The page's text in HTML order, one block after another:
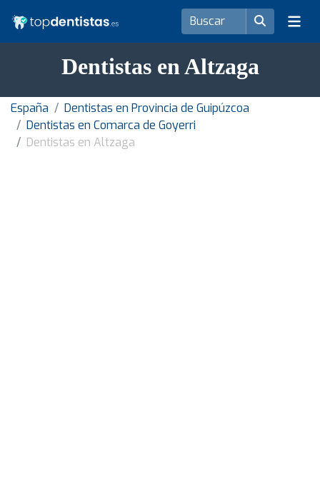
Dentistas en Altzaga
España
Dentistas en Provincia de Guipúzcoa
Dentistas en Comarca de Goyerri
Dentistas en Altzaga